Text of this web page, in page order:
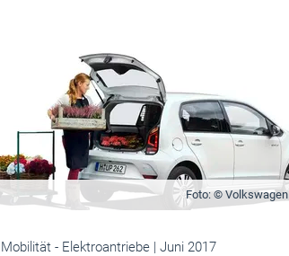
Foto: © Volkswagen
Mobilität- Elektroantriebe | Juni 2017